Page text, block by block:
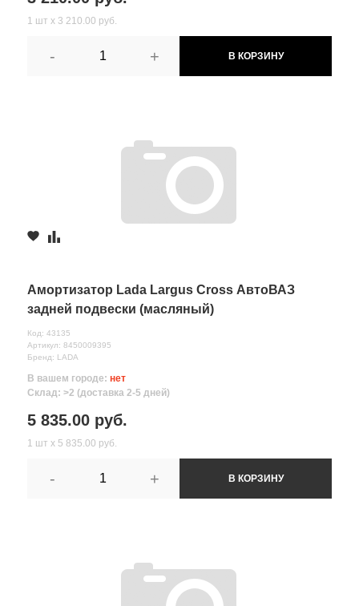
1 шт х 3 210.00 руб.
- + В КОРЗИНУ
Амортизатор Lada Largus Cross АвтоВАЗ
задней подвески (масляный)
Код: 43135
Артикул: 8450009395
Бренд: LADA
В вашем городе: нет
Склад: >2 (доставка 2-5 дней)
5 835.00 руб.
1 шт х 5 835.00 руб.
- + В КОРЗИНУ